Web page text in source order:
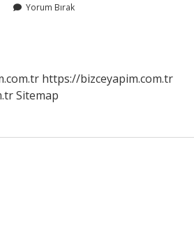
Yorum Bırak
https://bizceyapim.com.tr
Sitemap